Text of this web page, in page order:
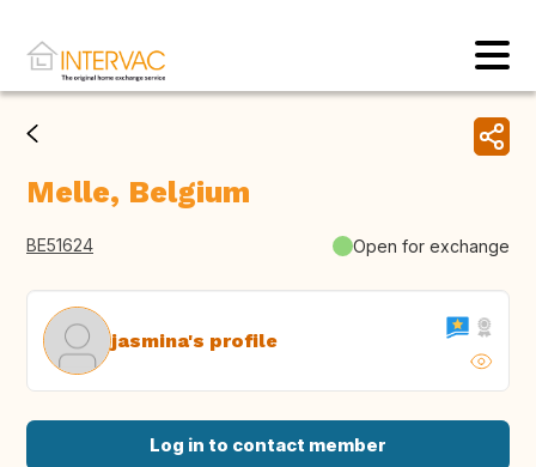
Melle, Belgium
BE51624 Open for exchange
jasmina's profile
Log in to contact member